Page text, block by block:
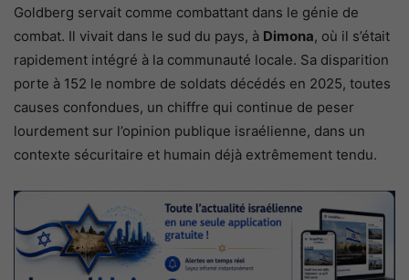
Goldberg servait comme combattant dans le génie de
combat. Il vivait dans le sud du pays, à Dimona, où il s’était
rapidement intégré à la communauté locale. Sa disparition
porte à 152 le nombre de soldats décédés en 2025, toutes
causes confondues, un chiffre qui continue de peser
lourdement sur l’opinion publique israélienne, dans un
contexte sécuritaire et humain déjà extrêmement tendu.